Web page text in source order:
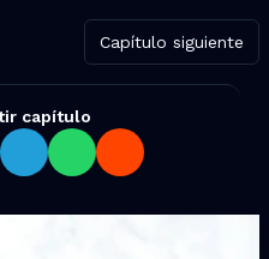
Capítulo siguiente
capítulo Los 4 Caballeros